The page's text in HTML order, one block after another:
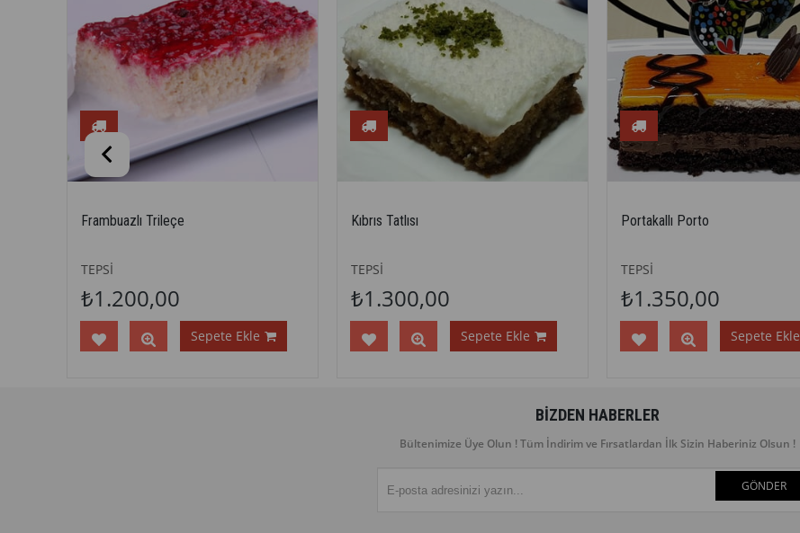
Frambuazlı Trileçe
TEPSİ
₺1.200,00
Sepete Ekle
Kıbrıs Tatlısı
TEPSİ
₺1.300,00
Sepete Ekle
Portakallı Porto
TEPSİ
₺1.350,00
Sepete Ekle
BIZDEN HABERLER
Bültenimize Üye Olun ! Tüm İndirim ve Fırsatlardan İlk Sizin Haberiniz Olsun !
GÖNDER